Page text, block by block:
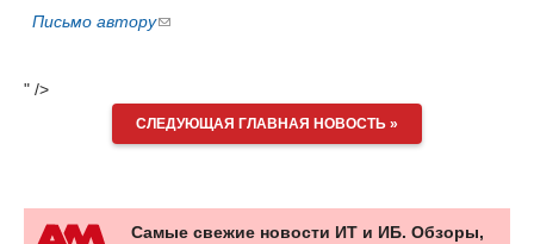
Письмо автору(ссылка
email)
" />
СЛЕДУЮЩАЯ ГЛАВНАЯ НОВОСТЬ »
Самые свежие новости ИТ и ИБ. Обзоры,